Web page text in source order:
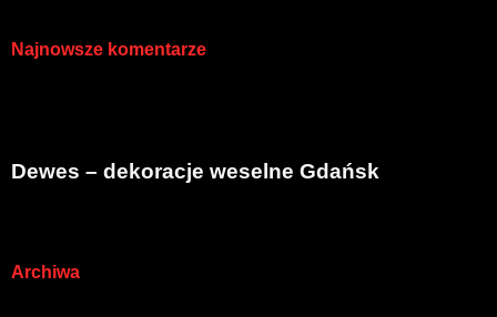
Najnowsze komentarze
Dewes – dekoracje weselne Gdańsk
Archiwa